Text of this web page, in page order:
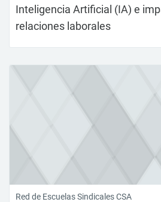
Inteligencia Artificial (IA) e
relaciones laborales
Red de Escuelas Sindicales CSA